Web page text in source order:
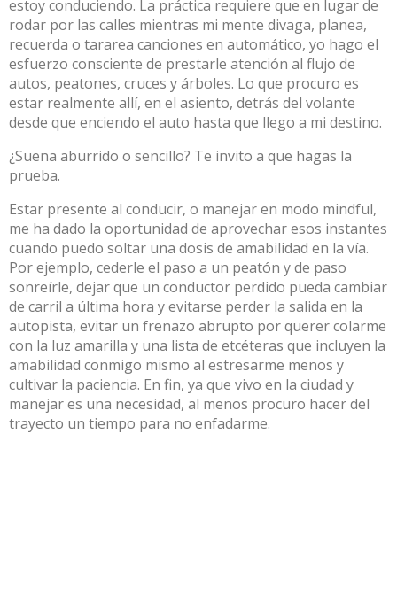
estoy conduciendo. La práctica requiere que en lugar de
rodar por las calles mientras mi mente divaga, planea,
recuerda o tararea canciones en automático, yo hago el
esfuerzo consciente de prestarle atención al flujo de
autos, peatones, cruces y árboles. Lo que procuro es
estar realmente allí, en el asiento, detrás del volante
desde que enciendo el auto hasta que llego a mi destino.
¿Suena aburrido o sencillo? Te invito a que hagas la
prueba.
Estar presente al conducir, o manejar en modo mindful,
me ha dado la oportunidad de aprovechar esos instantes
cuando puedo soltar una dosis de amabilidad en la vía.
Por ejemplo, cederle el paso a un peatón y de paso
sonreírle, dejar que un conductor perdido pueda cambiar
de carril a última hora y evitarse perder la salida en la
autopista, evitar un frenazo abrupto por querer colarme
con la luz amarilla y una lista de etcéteras que incluyen la
amabilidad conmigo mismo al estresarme menos y
cultivar la paciencia. En fin, ya que vivo en la ciudad y
manejar es una necesidad, al menos procuro hacer del
trayecto un tiempo para no enfadarme.